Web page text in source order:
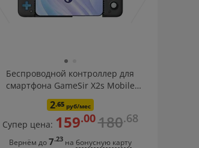
Беспроводной контроллер для
смартфона GameSir X2s Mobile
Controller Bluetooth
2.65руб/мес
Супер цена: 159.00180.68
Вернём до7.23 на бонусную карту